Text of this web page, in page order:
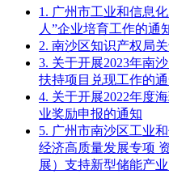
1. 广州市工业和信息
人”企业培育工作的通
2. 南沙区知识产权局
3. 关于开展2023年南
扶持项目兑现工作的
4. 关于开展2022年度
业奖励申报的通知
5. 广州市南沙区工业
经济高质量发展专项
展）支持新型储能产